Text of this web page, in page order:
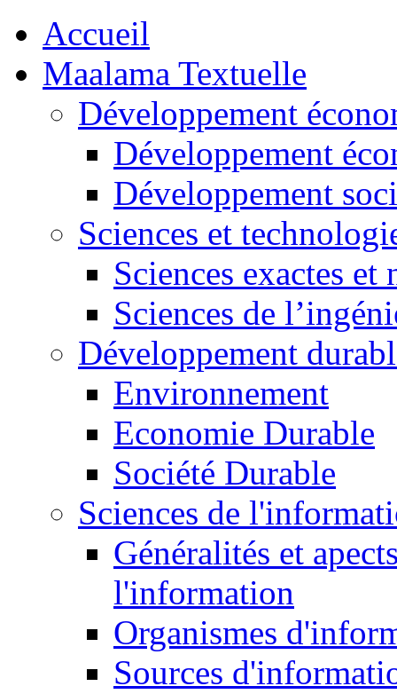
Accueil
Maalama Textuelle
Développement
Développement
Développement
Sciences et
Sciences exactes et
Sciences de
Développement
Environnement
Economie Durable
Société Durable
Sciences de
Généralités et
l'information
Organismes
Sources